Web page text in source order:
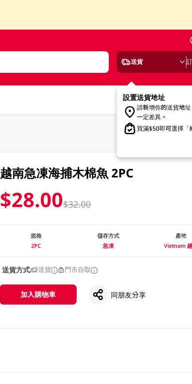
送貨
設置送貨地址
請新增你的送貨地
一定差異。
買滿$50即可選擇「
越南急凍海捕木棉魚 2PC
$28.00$32.00
規格
2PC
儲存方式
急凍
產地
Vietnam
送貨方式 送貨 門市自取
加入購物車 同朋友分享